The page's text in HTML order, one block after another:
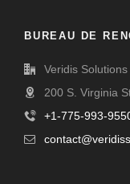
BUREAU DE
Veridis Solutions
200 S. Virginia
+1-775-993-